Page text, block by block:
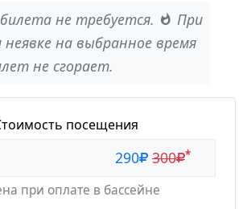
не требуется.
При
неявке на выбранное время
не сгорает.
посещения
290 300 *
при оплате в бассейне